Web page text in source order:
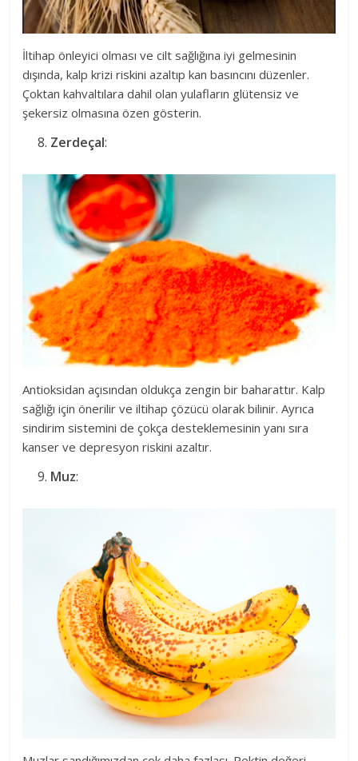
İltihap önleyici olması ve cilt sağlığına iyi gelmesinin
dışında, kalp krizi riskini azaltıp kan basıncını düzenler.
Çoktan kahvaltılara dahil olan yulafların glütensiz ve
şekersiz olmasına özen gösterin.
Zerdeçal:
Antioksidan açısından oldukça zengin bir baharattır. Kalp
sağlığı için önerilir ve iltihap çözücü olarak bilinir. Ayrıca
sindirim sistemini de çokça desteklemesinin yanı sıra
kanser ve depresyon riskini azaltır.
Muz: